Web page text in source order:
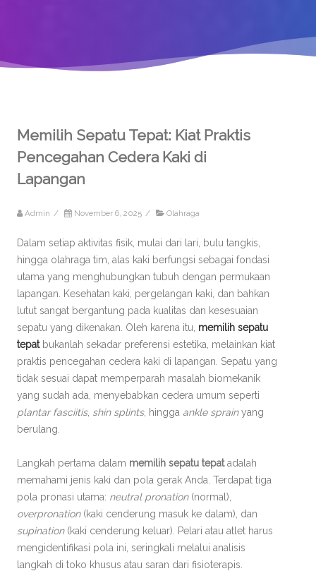
Memilih Sepatu Tepat: Kiat Praktis
Pencegahan Cedera Kaki di
Lapangan
Admin / November 6, 2025 / Olahraga
Dalam setiap aktivitas fisik, mulai dari lari, bulu tangkis,
hingga olahraga tim, alas kaki berfungsi sebagai fondasi
utama yang menghubungkan tubuh dengan permukaan
lapangan. Kesehatan kaki, pergelangan kaki, dan bahkan
lutut sangat bergantung pada kualitas dan kesesuaian
sepatu yang dikenakan. Oleh karena itu, memilih sepatu
tepatbukanlah sekadar preferensi estetika, melainkan kiat
praktis pencegahan cedera kaki di lapangan. Sepatu yang
tidak sesuai dapat memperparah masalah biomekanik
yang sudah ada, menyebabkan cedera umum seperti
plantar fasciitis, shin splints, hingga ankle sprainyang
berulang.
Langkah pertama dalam memilih sepatu tepatadalah
memahami jenis kaki dan pola gerak Anda. Terdapat tiga
pola pronasi utama: neutral pronation(normal),
overpronation(kaki cenderung masuk ke dalam), dan
supination(kaki cenderung keluar). Pelari atau atlet harus
mengidentifikasi pola ini, seringkali melalui analisis
langkah di toko khusus atau saran dari fisioterapis.